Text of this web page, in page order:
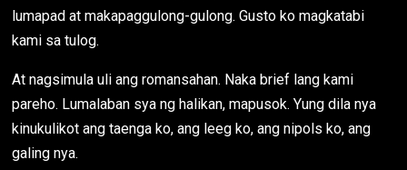
lumapad at makapaggulong-gulong. Gusto ko magkatabi
kami sa tulog.
At nagsimula uli ang romansahan. Naka brief lang kami
pareho. Lumalaban sya ng halikan, mapusok. Yung dila nya
kinukulikot ang taenga ko, ang leeg ko, ang nipols ko, ang
galing nya.